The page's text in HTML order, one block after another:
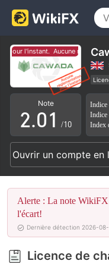
pour l'instant. Aucune
Note
0
1
2
3
4
5
6
7
.0
1
2
3
4
5
0
1
2
3
4
6
/10
Indice
Index
Ouvrir un compte en
Alerte : La note
l'écart!
Dernière détection 2026-
Licence de